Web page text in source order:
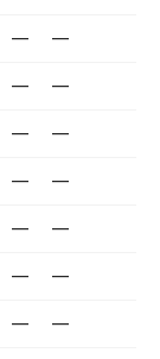
— —
— —
— —
— —
— —
— —
— —